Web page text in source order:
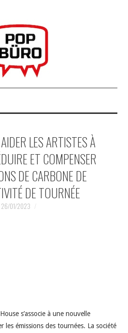
LES ARTISTES À
ET COMPENSER
DE CARBONE DE
DE TOURNÉE
26/01/2023
s’associe à une nouvelle
les émissions des tournées. La société